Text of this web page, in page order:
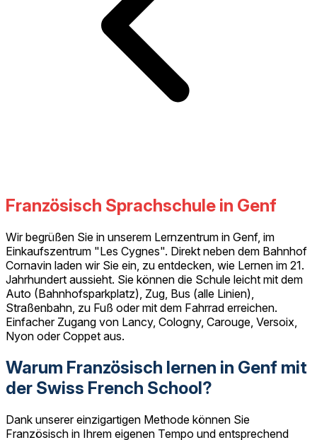
Französisch Sprachschule in Genf
Wir begrüßen Sie in unserem Lernzentrum in Genf, im
Einkaufszentrum "Les Cygnes". Direkt neben dem Bahnhof
Cornavin laden wir Sie ein, zu entdecken, wie Lernen im 21.
Jahrhundert aussieht. Sie können die Schule leicht mit dem
Auto (Bahnhofsparkplatz), Zug, Bus (alle Linien),
Straßenbahn, zu Fuß oder mit dem Fahrrad erreichen.
Einfacher Zugang von Lancy, Cologny, Carouge, Versoix,
Nyon oder Coppet aus.
Warum Französisch lernen in Genf mit
der Swiss French School?
Dank unserer einzigartigen Methode können Sie
Französisch in Ihrem eigenen Tempo und entsprechend